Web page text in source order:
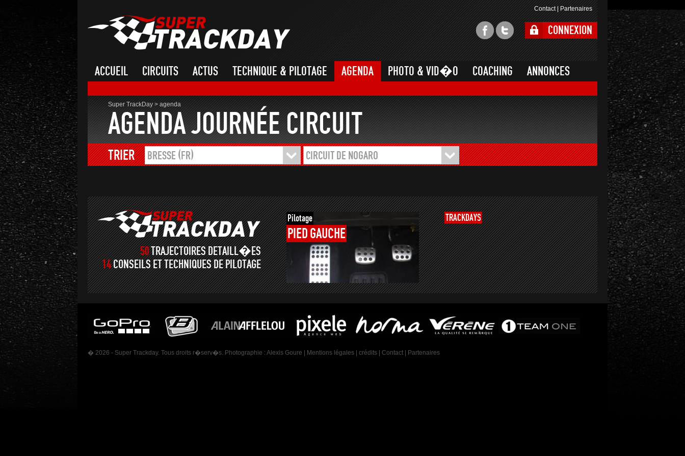
Contact|Partenaires
CONNEXION
ACCUEIL CIRCUITS ACTUS TECHNIQUE & PILOTAGE AGENDA PHOTO & VID�O COACHING ANNONCES
Super TrackDay>agenda
AGENDA JOURNÉE CIRCUIT
TRIER BRESSE (FR) CIRCUIT DE NOGARO
50TRAJECTOIRES DETAILL�ES
14CONSEILS ET TECHNIQUES DE PILOTAGE
Pilotage
PIED GAUCHE
TRACKDAYS
� 2026 - Super Trackday. Tous droits r�serv�s. Photographie : Alexis Goure Mentions légales crédits Contact Partenaires